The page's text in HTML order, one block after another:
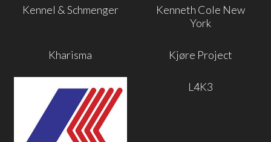
Kennel & Schmenger
Kenneth Cole New
York
Kharisma Kjøre Project
L4K3